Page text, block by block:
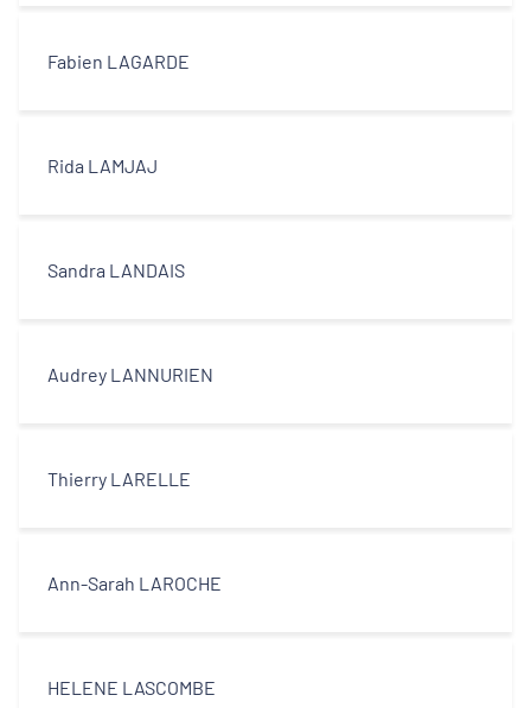
Fabien LAGARDE
Rida LAMJAJ
Sandra LANDAIS
Audrey LANNURIEN
Thierry LARELLE
Ann-Sarah LAROCHE
HELENE LASCOMBE